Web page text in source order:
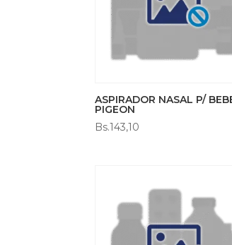
ASPIRADOR NASAL P/
PIGEON
Bs.143,10